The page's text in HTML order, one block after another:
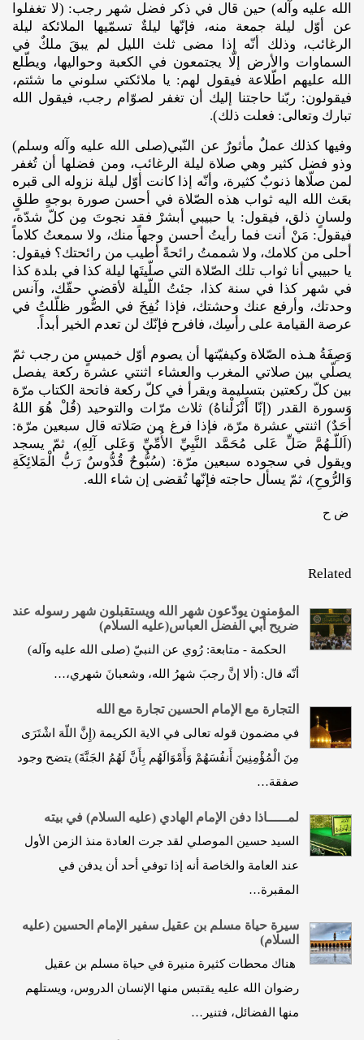
الله عليه وآله) حين قال في ذكر فضل شهر رجب: (لا تغفلوا
عن أوّل ليلة جمعة منه، فإنّها ليلةٌ تسمّيها الملائكة ليلة
الرغائب، وذلك أنّه إذا مضى ثلث الليل لم يبقَ ملكٌ في
السماوات والأرض إلّا يجتمعون في الكعبة وحواليها، ويطّلع
الله عليهم اطّلاعة فيقول لهم: يا ملائكتي سلوني ما شئتم،
فيقولون: ربّنا حاجتنا إليك أن تغفر لصوّام رجب، فيقول الله
تبارك وتعالى: فعلت ذلك).
وفيها كذلك عملٌ مأثورٌ عن النّبي(صلى الله عليه وآله وسلم)
وذو فضل كثير وهي صلاة ليلة الرغائب، ومن فضلها أن تُغفر
لمن صلّاها ذنوبٌ كثيرة، وأنّه إذا كانت أوّل ليلة نزوله الى قبره
بعَث الله اليه ثواب هذه الصّلاة في أحسن صورة بوجهٍ طلقٍ
ولسانٍ ذلق، فيقول: يا حبيبي أبشرْ فقد نجوتَ مِن كلّ شدّة،
فيقول: مَنْ أنت فما رأيتُ أحسن وجهاً منك، ولا سمعتُ كلاماً
أحلى من كلامك، ولا شممتُ رائحةً أطيب من رائحتك؟ فيقول:
يا حبيبي أنا ثواب تلك الصّلاة التي صلّيتَها ليلة كذا في بلدة كذا
في شهر كذا في سنة كذا، جئتُ اللّيلة لأقضي حقّك، وآنس
وحدتك، وأرفع عنك وحشتك، فإذا نُفِخَ في الصُّور ظلّلتُ في
عرصة القيامة على رأسِك، فافرح فإنّك لن تعدم الخير أبداً.
وَصِفَةُ هـذه الصّلاة وكيفيّتها أن يصوم أوّل خميسٍ من رجب ثمّ
يصلّي بين صلاتي المغرب والعشاء اثنتي عشرة ركعة يفصل
بين كلّ ركعتين بتسليمة ويقرأ في كلّ ركعة فاتحة الكتاب مرّة
وَسورة القدر (إنّا أَنْزَلْناهُ) ثلاث مرّات والتوحيد (قُلْ هُوَ اللهُ
أحَدٌ) اثنتي عشرة مرّة، فإذا فرغ من صَلاته قال سبعين مرّة:
(اَللّـهُمَّ صَلِّ عَلى مُحَمَّد النَّبِيِّ الأُمِّيِّ وَعَلى آلِهِ)، ثمّ يسجد
ويقول في سجوده سبعين مرّة: (سُبُّوحٌ قُدُّوسٌ رَبُّ الْمَلائِكَةِ
وَالرُّوحِ)، ثمّ يسأل حاجته فإنّها تُقضى إن شاء الله.
ض ح
Related
المؤمنون يودّعون شهر الله ويستقبلون شهر رسوله عند
ضريح أبي الفضل العباس(عليه السلام)
الحكمة - متابعة: رُوي عن النبيّ (صلى الله عليه وآله)
أنّه قال: (ألا إنَّ رجبَ شهرُ الله، وشعبانَ شهري،…
التجارة مع الإمام الحسين تجارة مع الله
في مضمون قوله تعالى في الاية الكريمة (إِنَّ اللّهَ اشْتَرَى
مِنَ الْمُؤْمِنِينَ أَنفُسَهُمْ وَأَمْوَالَهُم بِأَنَّ لَهُمُ الجَنَّةَ) يتضح وجود
صفقة…
لمـــــاذا دفن الإمام الهادي (عليه السلام) في بيته
السيد حسين الموصلي لقد جرت العادة منذ الزمن الأول
عند العامة والخاصة أنه إذا توفي أحد أن يدفن في
المقبرة…
سيرة حياة مسلم بن عقيل سفير الإمام الحسين (عليه
السلام)
هناك محطات كثيرة منيرة في حياة مسلم بن عقيل
رضوان الله عليه يقتبس منها الإنسان الدروس، ويستلهم
منها الفضائل، فتنير…